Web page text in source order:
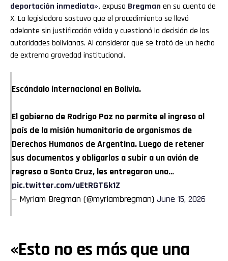
deportación inmediata», expuso Bregman en su cuenta de
X. La legisladora sostuvo que el procedimiento se llevó
adelante sin justificación válida y cuestionó la decisión de las
autoridades bolivianas. Al considerar que se trató de un hecho
de extrema gravedad institucional.
Escándalo internacional en Bolivia.
El gobierno de Rodrigo Paz no permite el ingreso al
país de la misión humanitaria de organismos de
Derechos Humanos de Argentina. Luego de retener
sus documentos y obligarlos a subir a un avión de
regreso a Santa Cruz, les entregaron una…
pic.twitter.com/uEtRGT6k1Z
— Myriam Bregman (@myriambregman) June 15, 2026
«Esto no es más que una